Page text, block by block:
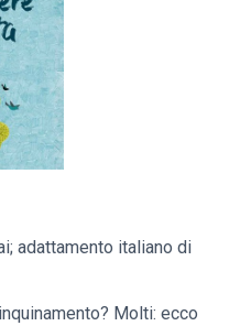
adattamento italiano di
Molti: ecco